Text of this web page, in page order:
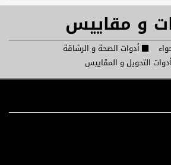
و مقاييس
أدوات الصحة و الرشاقة
أدوات التحويل و المقاييس